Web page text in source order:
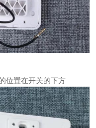
位置在开关的下方